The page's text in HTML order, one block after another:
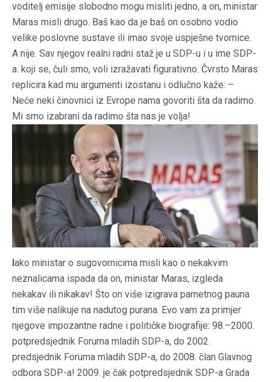
voditelj emisije slobodno mogu misliti jedno, a on, ministar
Maras misli drugo. Baš kao da je baš on osobno vodio
velike poslovne sustave ili imao svoje uspješne tvornice.
A nije. Sav njegov realni radni staž je u SDP-u i u ime SDP-
a. koji se, čuli smo, voli izražavati figurativno. Čvrsto Maras
replicira kad mu argumenti izostanu i odlučno kaže: –
Neće neki činovnici iz Evrope nama govoriti šta da radimo.
Mi smo izabrani da radimo šta nas je volja!
ako ministar o sugovornicima misli kao o nekakvim
neznalicama ispada da on, ministar Maras, izgleda
nekakav ili nikakav! Što on više izigrava pametnog pauna
tim više nalikuje na nadutog purana. Evo vam za primjer
njegove impozantne radne i političke biografije: 98.–2000.
potpredsjednik Foruma mladih SDP-a, do 2002.
predsjednik Foruma mladih SDP-a, do 2008. član Glavnog
odbora SDP-a! 2009. je čak potpredsjednik SDP-a Grada